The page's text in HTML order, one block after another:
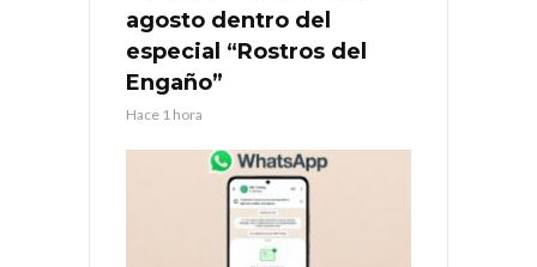
agosto dentro del
especial “Rostros del
Engaño”
Hace 1 hora